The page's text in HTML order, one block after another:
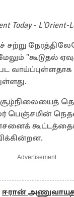
Today - L'Orient-
சற்று
"கூடுதல்
வாய்ப்புள்ளதாக
பெஞ்சமின்
கூட்டத்தைக்
Advertisement
ஈரான்